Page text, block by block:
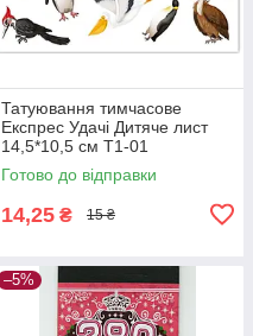
Татуювання тимчасове
Експрес Удачі Дитяче лист
14,5*10,5 см Т1-01
Готово до відправки
14,25 ₴ 15 ₴
–5%